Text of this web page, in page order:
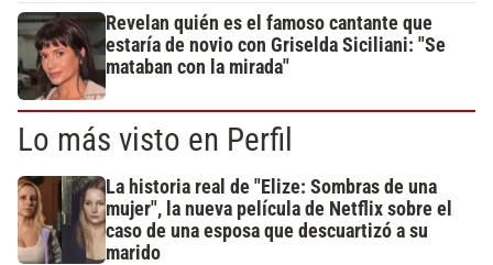
Revelan quién es el famoso cantante que
estaría de novio con Griselda Siciliani: "Se
mataban con la mirada"
Lo más visto en Perfil
La historia real de "Elize: Sombras de una
mujer", la nueva película de Netflix sobre el
caso de una esposa que descuartizó a su
marido